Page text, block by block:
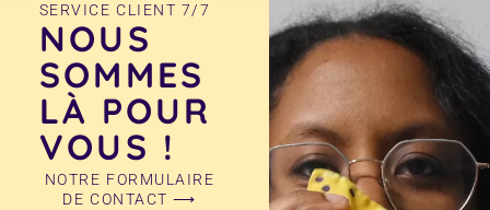
SERVICE CLIENT 7/7
NOUS
SOMMES
LÀ POUR
VOUS !
NOTRE FORMULAIRE
DE CONTACT ⟶